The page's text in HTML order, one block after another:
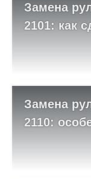
Замена
2101: как
Замена
2110: